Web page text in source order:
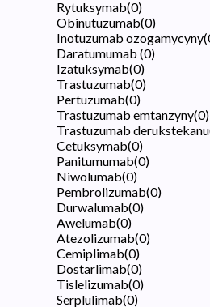
Rytuksymab(0)
Obinutuzumab(0)
Inotuzumab ozogamycyny(
Daratumumab (0)
Izatuksymab(0)
Trastuzumab(0)
Pertuzumab(0)
Trastuzumab emtanzyny(0)
Trastuzumab derukstekanu
Cetuksymab(0)
Panitumumab(0)
Niwolumab(0)
Pembrolizumab(0)
Durwalumab(0)
Awelumab(0)
Atezolizumab(0)
Cemiplimab(0)
Dostarlimab(0)
Tislelizumab(0)
Serplulimab(0)